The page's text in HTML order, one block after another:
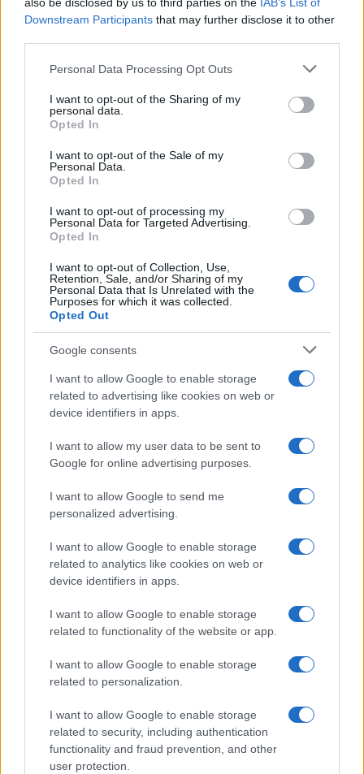
Downstream Participants that may further disclose it to other
Please note that this website/app uses one or more Google
not limited to your visit or usage behaviour. You may click to
grant or deny consent to Google and its third-party tags to
use your data for below specified purposes in below Google
consent section.
Personal Data Processing Opt Outs
I want to opt-out of the Sharing of my
personal data.
Opted In
I want to opt-out of the Sale of my
Personal Data.
Opted In
I want to opt-out of processing my
Personal Data for Targeted Advertising.
Opted In
I want to opt-out of Collection, Use,
Retention, Sale, and/or Sharing of my
Personal Data that Is Unrelated with the
Purposes for which it was collected.
Opted Out
Google consents
I want to allow Google to enable storage
related to advertising like cookies on web or
device identifiers in apps.
I want to allow my user data to be sent to
Google for online advertising purposes.
I want to allow Google to send me
personalized advertising.
I want to allow Google to enable storage
related to analytics like cookies on web or
device identifiers in apps.
I want to allow Google to enable storage
related to functionality of the website or app.
I want to allow Google to enable storage
related to personalization.
I want to allow Google to enable storage
related to security, including authentication
functionality and fraud prevention, and other
user protection.
AUTORE
Edoardo Vitali
della ristrutturazione del mercato ittico di
trasparenza fiscale. Capo redattore
economia, porta in redazione un tratto
conserva ancora taccuini degli incontri in Sala
delle Lapidi.
Continua a leggere
MOTORI